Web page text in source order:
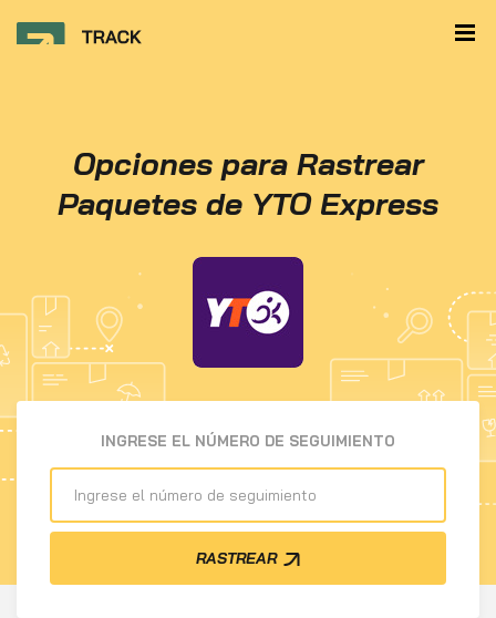
Opciones para Rastrear
Paquetes de YTO Express
INGRESE EL NÚMERO DE SEGUIMIENTO
RASTREAR